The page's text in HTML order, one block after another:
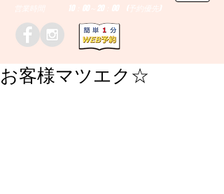
営業時間 10：00～20：00 (予約優先)
お客様マツエク☆